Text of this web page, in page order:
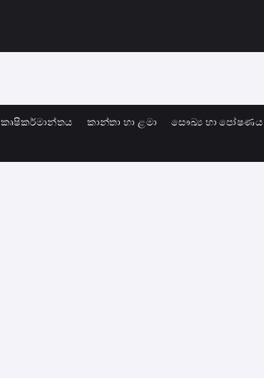
කෘෂිකර්මාන්තය කාන්තා හා ළමා සෞඛ්‍ය හා පෝෂණය